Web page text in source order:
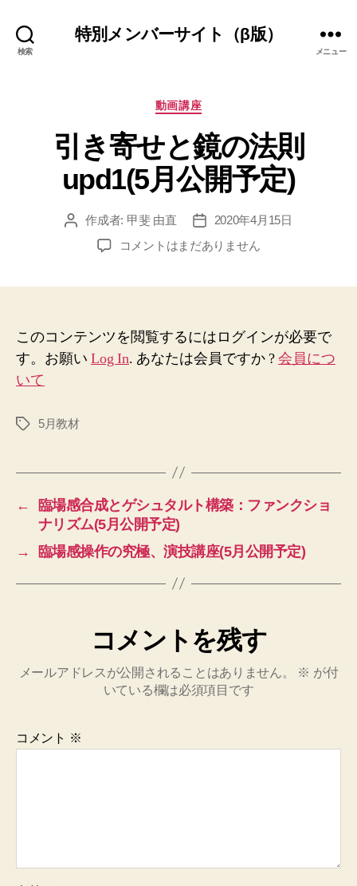
検索
特別メンバーサイト（β版）
メニュー
カ
ゴ
リ
ー
動画講座
引き寄せと鏡の法則
upd1(5月公開予定)
投 作成者: 甲斐 由直
投
稿
日
2020年4月15日
引
鏡
法
予
へ
の
コメントはまだありません
このコンテンツを閲覧するにはログインが必要で
す。お願い Log In. あなたは会員ですか ?会員につ
いて
タ
5月教材
←
臨場感合成とゲシュタルト構築：ファンクショ
ナリズム(5月公開予定)
→
臨場感操作の究極、演技講座(5月公開予定)
コメントを残す
メールアドレスが公開されることはありません。 ※ が付
いている欄は必須項目です
コメント ※